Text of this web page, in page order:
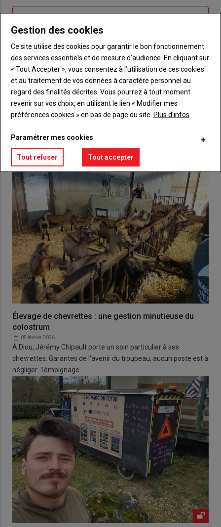
titre
TITRE CRÉEZ UN COMPTE
BodyChoisissez votre formule et créez votre
compte pour accéder à tout {nom-site}.
Lien Créez un compte
Élevage de chevrettes : une gestion minutieuse du
colostrum
05 février 2026
À Diou, Jérémy Chipault porte un soin particulier à ses
chevrettes. Garantes de l'avenir du troupeau, aucun poste est à
négliger. Témoignage.
Gestion des cookies
Ce site utilise des cookies pour garantir le bon fonctionnement
des services essentiels et de mesure d’audience. En cliquant sur
« Tout Accepter », vous consentez à l’utilisation de ces cookies
et au traitement de vos données à caractère personnel au
regard des finalités décrites. Vous pourrez à tout moment
revenir sur vos choix, en utilisant le lien « Modifier mes
préférences cookies » en bas de page du site. Plus d'infos
Paramétrer mes cookies
Tout refuser Tout accepter